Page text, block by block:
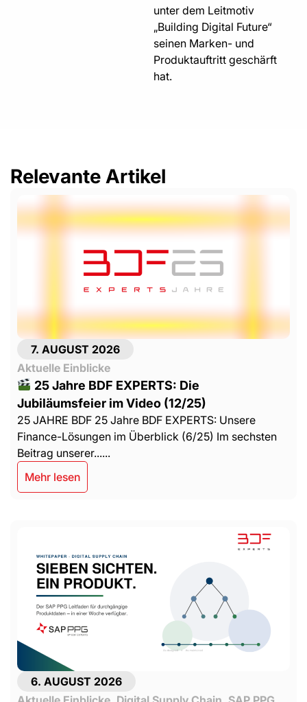
unter dem Leitmotiv
„Building Digital Future“
seinen Marken- und
Produktauftritt geschärft
hat.
Relevante Artikel
7. AUGUST 2026
Aktuelle Einblicke
25 Jahre BDF EXPERTS: Die
Jubiläumsfeier im Video (12/25)
25 JAHRE BDF 25 Jahre BDF EXPERTS: Unsere
Finance-Lösungen im Überblick (6/25) Im sechsten
Beitrag unserer......
Mehr lesen
6. AUGUST 2026